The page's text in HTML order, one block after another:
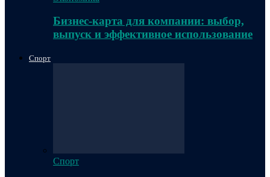
Бизнес-карта для компании: выбор,
выпуск и эффективное использование
Спорт
Спорт